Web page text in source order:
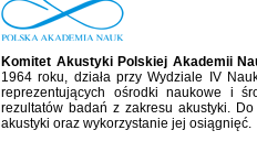
Komitet Akustyki Polskiej Akademii
1964 roku, działa przy Wydziale IV
reprezentujących ośrodki naukowe i
rezultatów badań z zakresu akustyki.
akustyki oraz wykorzystanie jej osiągnięć.